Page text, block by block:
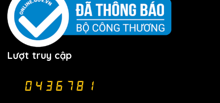
Lượt truy cập